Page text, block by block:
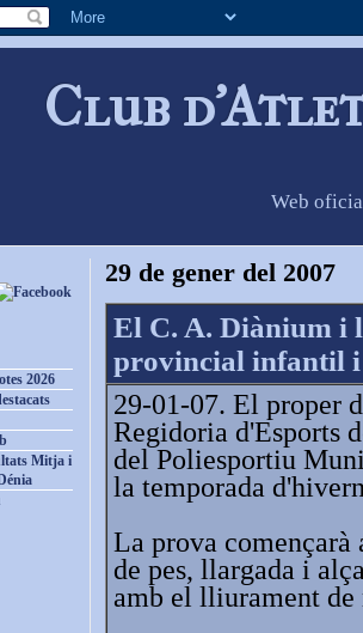
Club
Web
29 de gener del 2007
El C. A. Diànium i
provincial infantil i
29-01-07. El proper
Regidoria d'Esports
del Poliesportiu
la temporada
La prova començarà
de pes, llargada i
amb el lliurament de
2026
Mitja i